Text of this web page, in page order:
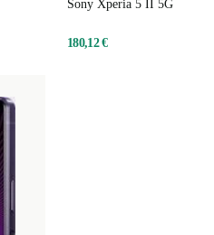
Sony Xperia 5 II 5G
180,12 €